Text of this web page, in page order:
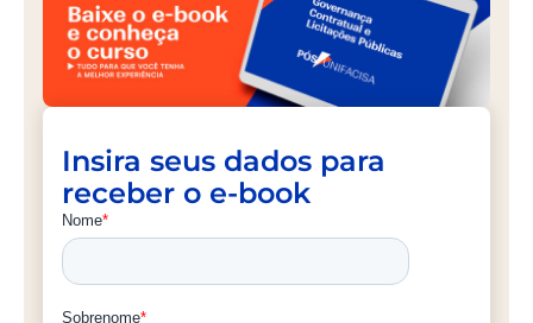
Insira seus dados para
receber o e-book